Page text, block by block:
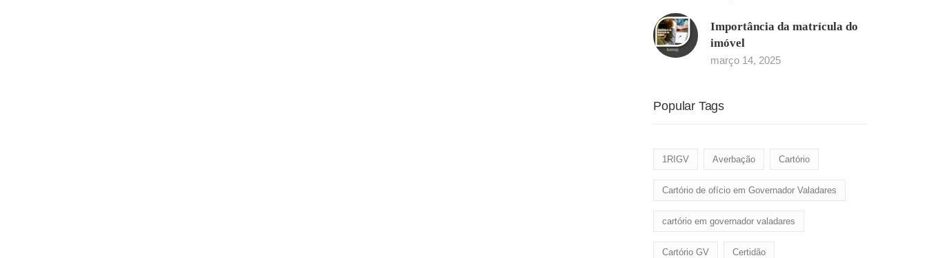
Importância da matrícula do
imóvel
março 14, 2025
Popular Tags
1RIGV Averbação Cartório
Cartório de ofício em Governador Valadares
cartório em governador valadares
Cartório GV Certidão